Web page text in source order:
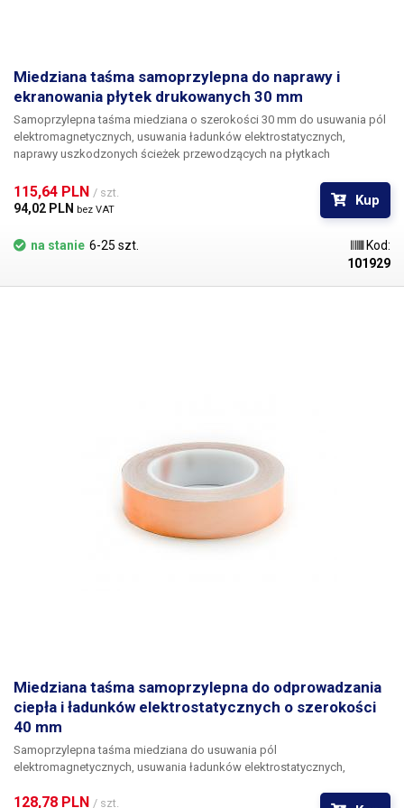
Miedziana taśma samoprzylepna do naprawy i
ekranowania płytek drukowanych 30 mm
Samoprzylepna taśma miedziana o szerokości 30 mm do usuwania pól
elektromagnetycznych, usuwania ładunków elektrostatycznych,
naprawy uszkodzonych ścieżek przewodzących na płytkach
znacznie wyższą przewodnością cieplną i wytrzymałością
mechaniczną. Główną różnicą w stosunku do aluminium jest jednak
doskonała lutowność miedzi. Poprzez zwykłe przyklejenie taśmy
przewodzącej można zbudować płaskie połączenie, które ma dobrą
obwodu poprzez lutowanie.
115,64 PLN / szt.
94,02 PLN bez VAT
Kup
na stanie 6-25 szt.
Kod:
101929
Miedziana taśma samoprzylepna do odprowadzania
ciepła i ładunków elektrostatycznych o szerokości
40 mm
Samoprzylepna taśma miedziana do usuwania pól
elektromagnetycznych, usuwania ładunków elektrostatycznych,
drukowanych itp. W porównaniu z taśmą aluminiową, charakteryzuje się
128,78 PLN / szt.